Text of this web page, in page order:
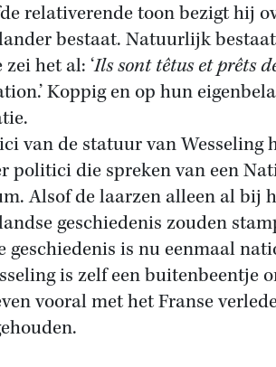
relativerende toon bezigt hij
bestaat. Natuurlijk
het al: ‘Ils sont têtus et prêts
Koppig en op hun
van de statuur van Wesseling
politici die spreken van een
Alsof de laarzen alleen al bij
geschiedenis zouden
geschiedenis is nu eenmaal
is zelf een buitenbeentje
vooral met het Franse